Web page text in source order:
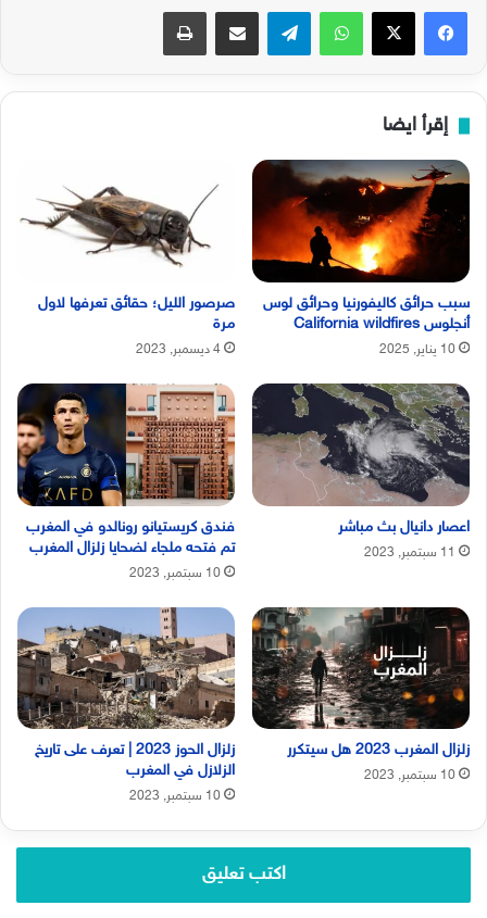
فيسبوك‫X واتساب تيلقرام مشاركة عبر البريد طباعة
إقرأ ايضا
سبب حرائق كاليفورنيا وحرائق لوس
أنجلوس California wildfires
10 يناير, 2025
صرصور الليل؛ حقائق تعرفها لاول
مرة
4 ديسمبر, 2023
اعصار دانيال بث مباشر
11 سبتمبر, 2023
فندق كريستيانو رونالدو في المغرب
تم فتحه ملجاء لضحايا زلزال المغرب
10 سبتمبر, 2023
زلزال المغرب 2023 هل سيتكرر
10 سبتمبر, 2023
زلزال الحوز 2023 | تعرف على تاريخ
الزلازل في المغرب
10 سبتمبر, 2023
اكتب تعليق